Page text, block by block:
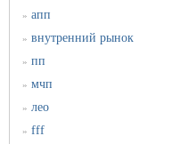
» апп
» внутренний рынок
» пп
» мчп
» лео
» fff